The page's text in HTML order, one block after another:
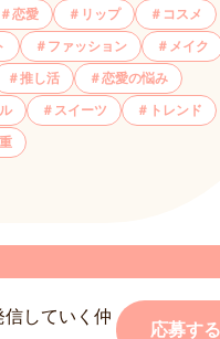
恋愛 リップ コスメ
ファッション メイク
推し活 恋愛の悩み
スイーツ トレンド
していく仲
応募する